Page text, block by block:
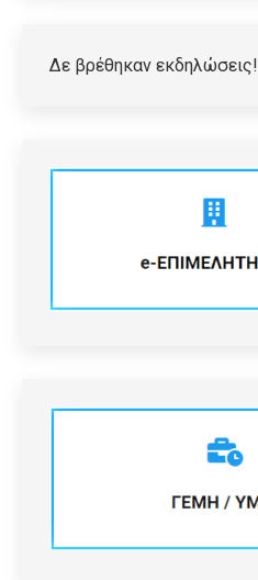
Δε βρέθηκαν εκδηλώσεις!